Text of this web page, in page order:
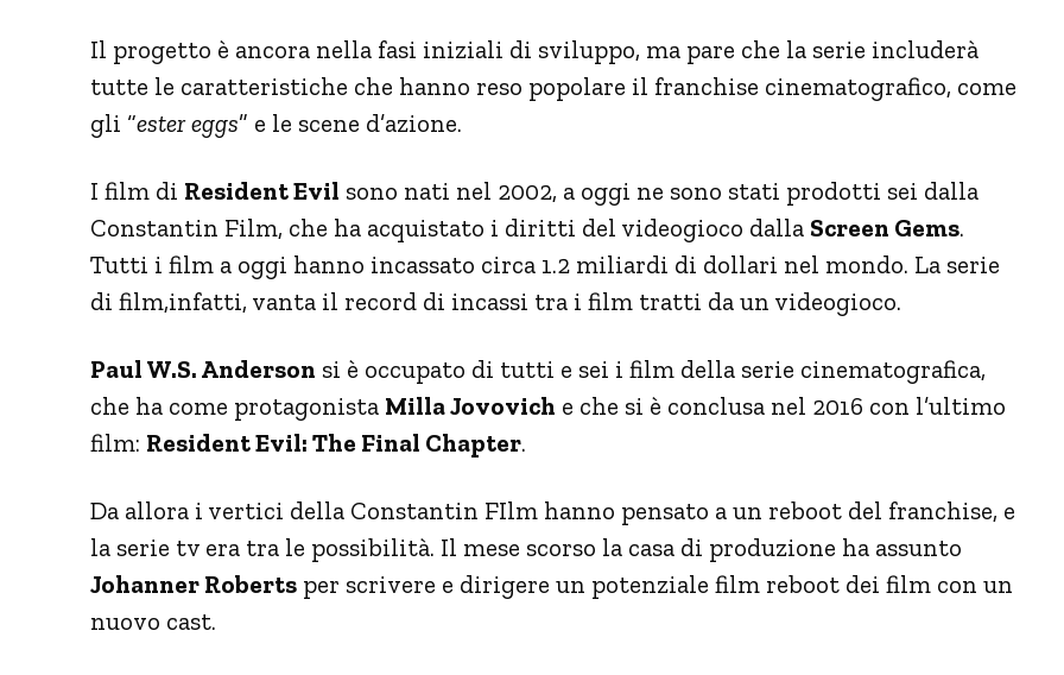
Il progetto è ancora nella fasi iniziali di sviluppo, ma pare che la serie includerà
tutte le caratteristiche che hanno reso popolare il franchise cinematografico, come
gli “ester eggs” e le scene d’azione.
I film di Resident Evil sono nati nel 2002, a oggi ne sono stati prodotti sei dalla
Constantin Film, che ha acquistato i diritti del videogioco dalla Screen Gems.
Tutti i film a oggi hanno incassato circa 1.2 miliardi di dollari nel mondo. La serie
di film,infatti, vanta il record di incassi tra i film tratti da un videogioco.
Paul W.S. Anderson si è occupato di tutti e sei i film della serie cinematografica,
che ha come protagonista Milla Jovovich e che si è conclusa nel 2016 con l’ultimo
film: Resident Evil: The Final Chapter.
Da allora i vertici della Constantin FIlm hanno pensato a un reboot del franchise, e
la serie tv era tra le possibilità. Il mese scorso la casa di produzione ha assunto
Johanner Roberts per scrivere e dirigere un potenziale film reboot dei film con un
nuovo cast.